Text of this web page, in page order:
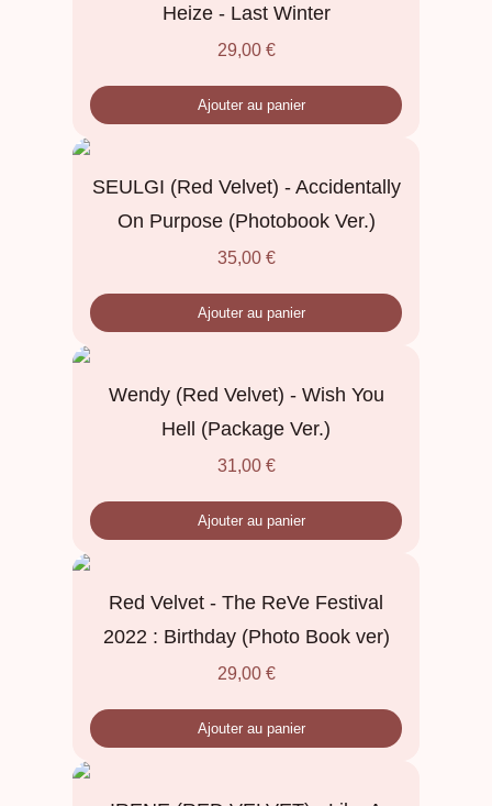
Heize - Last Winter
29,00 €
Ajouter au panier
SEULGI (Red Velvet) - Accidentally
On Purpose (Photobook Ver.)
35,00 €
Ajouter au panier
Wendy (Red Velvet) - Wish You
Hell (Package Ver.)
31,00 €
Ajouter au panier
Red Velvet - The ReVe Festival
2022 : Birthday (Photo Book ver)
29,00 €
Ajouter au panier